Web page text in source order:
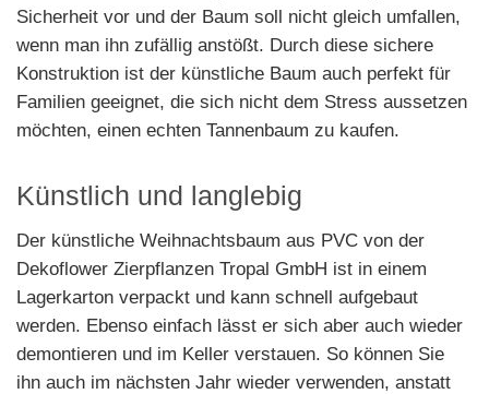
Sicherheit vor und der Baum soll nicht gleich umfallen,
wenn man ihn zufällig anstößt. Durch diese sichere
Konstruktion ist der künstliche Baum auch perfekt für
Familien geeignet, die sich nicht dem Stress aussetzen
möchten, einen echten Tannenbaum zu kaufen.
Künstlich und langlebig
Der künstliche Weihnachtsbaum aus PVC von der
Dekoflower Zierpflanzen Tropal GmbH ist in einem
Lagerkarton verpackt und kann schnell aufgebaut
werden. Ebenso einfach lässt er sich aber auch wieder
demontieren und im Keller verstauen. So können Sie
ihn auch im nächsten Jahr wieder verwenden, anstatt